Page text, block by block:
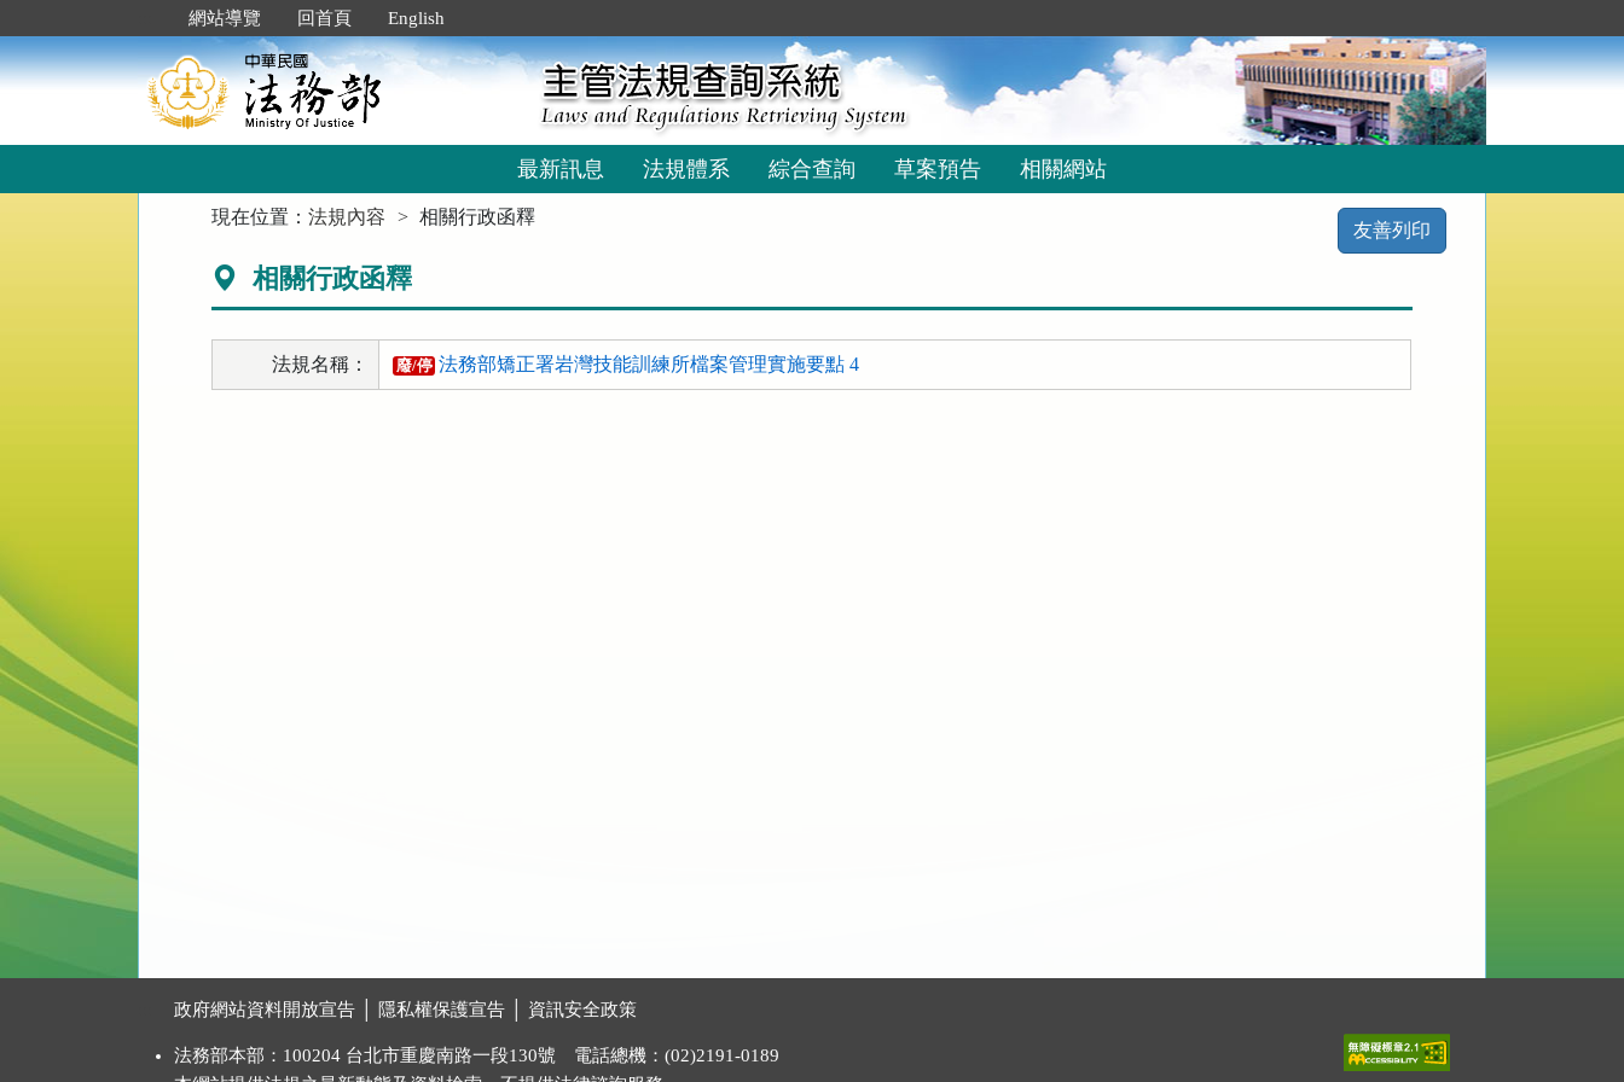
到
主
要
網站導覽 回首頁 English
最新訊息 法規體系 綜合查詢 草案預告 相關網站
現在位置：法規內容 相關行政函釋
友善列印
相關行政函釋
法規名稱： 廢/停 法務部矯正署岩灣技能訓練所檔案管理實施要點 4
政府網站資料開放宣告 隱私權保護宣告 資訊安全政策
法務部本部：100204 台北市重慶南路一段130號 電話總機：(02)2191-0189